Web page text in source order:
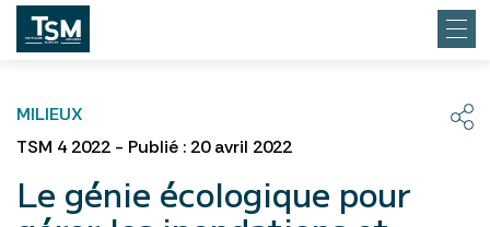
MILIEUX
TSM 4 2022 - Publié : 20 avril 2022
Le génie écologique pour